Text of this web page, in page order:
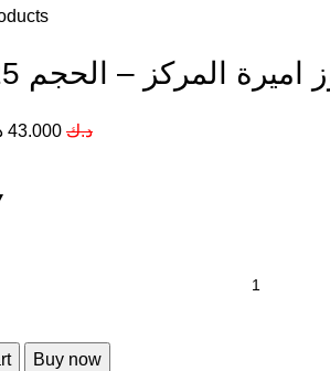
المركز – الحجم 125 مل
د.ك 43.000
Buy now